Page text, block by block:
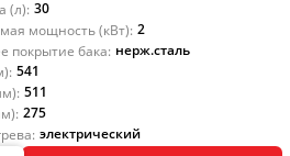
(л): 30
мощность (кВт): 2
покрытие бака: нерж.сталь
541
511
275
электрический